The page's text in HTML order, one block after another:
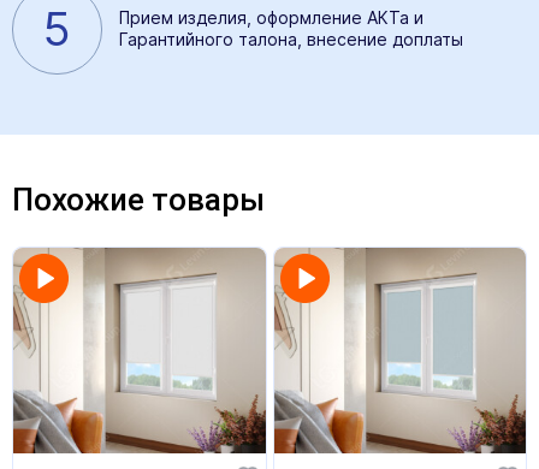
5
Прием изделия, оформление АКТа и
Гарантийного талона, внесение доплаты
Похожие товары